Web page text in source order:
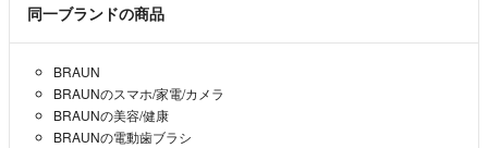
同一ブランドの商品
BRAUN
BRAUNのスマホ/家電/カメラ
BRAUNの美容/健康
BRAUNの電動歯ブラシ